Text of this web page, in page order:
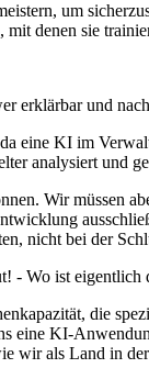
um
denen sie
erklärbar und
eine KI im
analysiert und
Wir müssen
nicht bei der
- Wo ist eigentlich
die
eine KI-
als Land in